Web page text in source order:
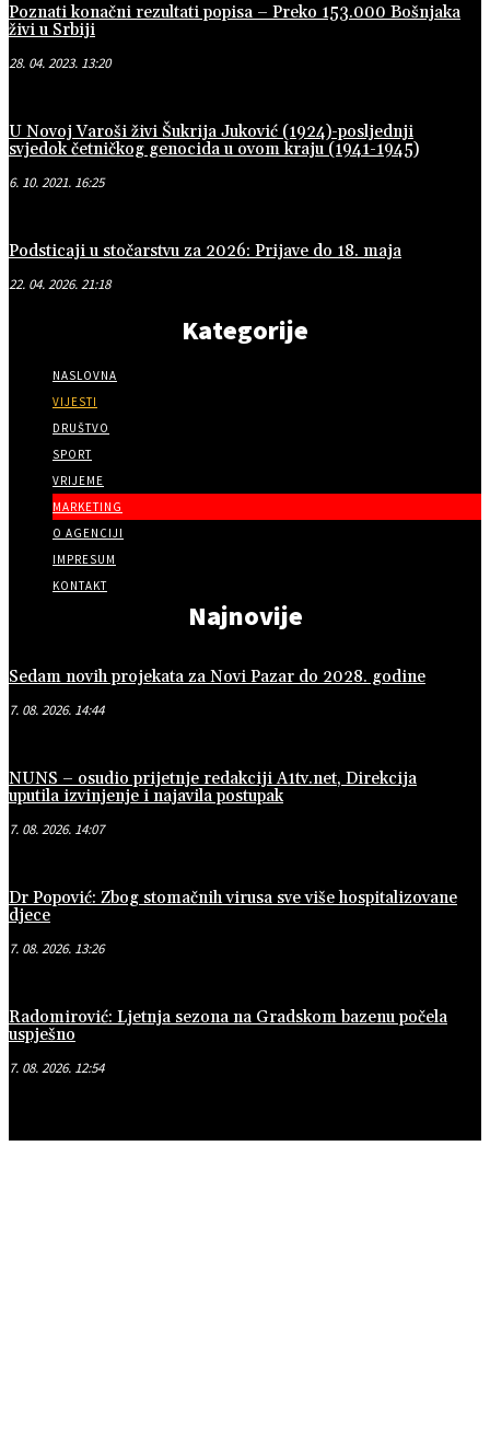
Poznati konačni rezultati popisa – Preko 153.000 Bošnjaka
živi u Srbiji
28. 04. 2023. 13:20
U Novoj Varoši živi Šukrija Juković (1924)-posljednji
svjedok četničkog genocida u ovom kraju (1941-1945)
6. 10. 2021. 16:25
Podsticaji u stočarstvu za 2026: Prijave do 18. maja
22. 04. 2026. 21:18
Kategorije
NASLOVNA
VIJESTI
DRUŠTVO
SPORT
VRIJEME
MARKETING
O AGENCIJI
IMPRESUM
KONTAKT
Najnovije
Sedam novih projekata za Novi Pazar do 2028. godine
7. 08. 2026. 14:44
NUNS – osudio prijetnje redakciji A1tv.net, Direkcija
uputila izvinjenje i najavila postupak
7. 08. 2026. 14:07
Dr Popović: Zbog stomačnih virusa sve više hospitalizovane
djece
7. 08. 2026. 13:26
Radomirović: Ljetnja sezona na Gradskom bazenu počela
uspješno
7. 08. 2026. 12:54